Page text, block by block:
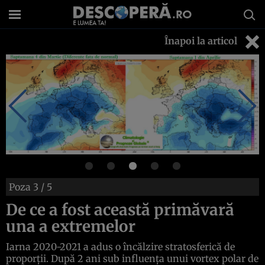
Înapoi la articol
Poza 3 / 5
De ce a fost această primăvară
una a extremelor
Iarna 2020-2021 a adus o încălzire stratosferică de
proporții. După 2 ani sub influența unui vortex polar de